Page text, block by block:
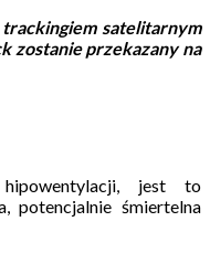
satelitarnym
zostanie przekazany na
jest to
potencjalnie śmiertelna